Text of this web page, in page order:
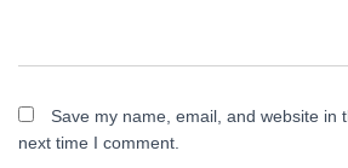
Save my name, email, and website in
next time I comment.